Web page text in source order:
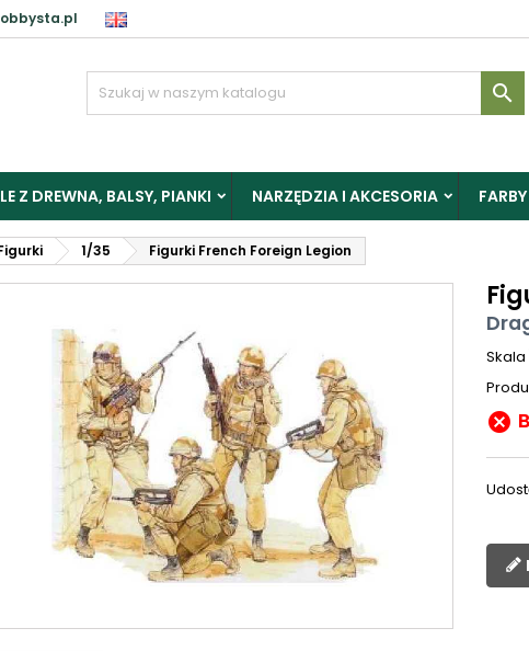

Z DREWNA, BALSY, PIANKI NARZĘDZIA I AKCESORIA
1/35 Figurki French Foreign Legion
Skala
